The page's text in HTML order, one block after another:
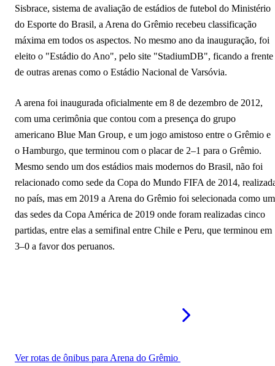
Sisbrace, sistema de avaliação de estádios de futebol do Ministério
do Esporte do Brasil, a Arena do Grêmio recebeu classificação
máxima em todos os aspectos. No mesmo ano da inauguração, foi
eleito o "Estádio do Ano", pelo site "StadiumDB", ficando a frente
de outras arenas como o Estádio Nacional de Varsóvia.
A arena foi inaugurada oficialmente em 8 de dezembro de 2012,
com uma cerimônia que contou com a presença do grupo
americano Blue Man Group, e um jogo amistoso entre o Grêmio e
o Hamburgo, que terminou com o placar de 2–1 para o Grêmio.
Mesmo sendo um dos estádios mais modernos do Brasil, não foi
relacionado como sede da Copa do Mundo FIFA de 2014,
no país, mas em 2019 a Arena do Grêmio foi selecionada como
das sedes da Copa América de 2019 onde foram realizadas cinco
partidas, entre elas a semifinal entre Chile e Peru, que terminou em
3–0 a favor dos peruanos.
Ver rotas de ônibus para Arena do Grêmio